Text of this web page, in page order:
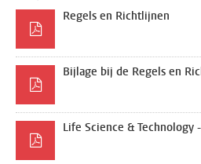
Regels en Richtlijnen
Bijlage bij de Regels en
Life Science & Technology